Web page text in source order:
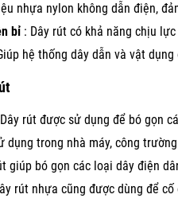
nhựa nylon không dẫn điện,
bỉ : Dây rút có khả năng chịu
hệ thống dây dẫn và vật
rút được sử dụng để bó gọn
dụng trong nhà máy, công
giúp bó gọn các loại dây điện
rút nhựa cũng được dùng để